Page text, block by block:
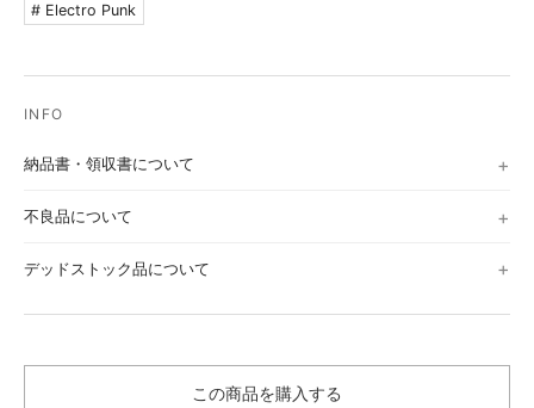
# Electro Punk
納品書・領収書について
不良品について
デッドストック品について
この商品を購入する